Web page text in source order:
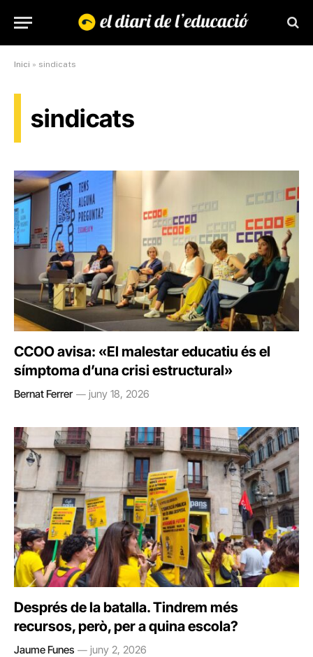
Inici » sindicats
sindicats
CCOO avisa: «El malestar educatiu és el
símptoma d’una crisi estructural»
Bernat Ferrer juny 18, 2026
Després de la batalla. Tindrem més
recursos, però, per a quina escola?
Jaume Funes juny 2, 2026